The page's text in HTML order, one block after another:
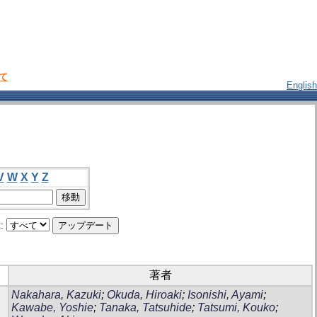
English
W X Y Z
著者
Nakahara, Kazuki; Okuda, Hiroaki; Isonishi, Ayami;
Kawabe, Yoshie; Tanaka, Tatsuhide; Tatsumi, Kouko;